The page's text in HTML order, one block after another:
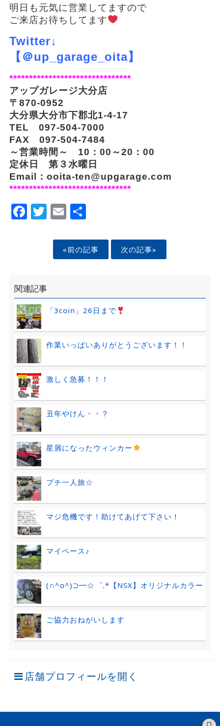
明日も元気に営業してますので
ご来店お待ちしてます
Twitter↓
【＠up_garage_oita】
*******************************
アップガレージ大分店
〒870-0952
大分県大分市下郡北1-4-17
TEL 097-504-7000
FAX 097-504-7484
～営業時間～ 10：00～20：00
定休日 第３水曜日
Email：ooita-ten@upgarage.com
*******************************
Facebook
Twitter
EmailShare
«前の記事 次の記事»
関連記事
「3coin」26日まで
作業いっぱいありがとうございます！！
激しく急募！！！
丑年やけん・・？
星屑になったウィンカー
プチ一人旅☆
マジ危機です！助けてあげて下さい！
マイペース♪
(∩^o^)⊃━☆゜.*【NSX】オリジナルカラー
ご協力おねがいします
店舗プロフィールを開く